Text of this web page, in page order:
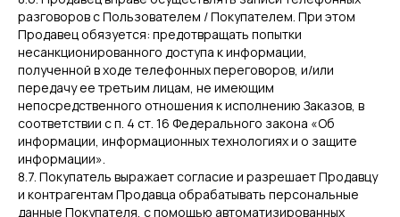
разговоров с Пользователем / Покупателем. При этом
Продавец обязуется: предотвращать попытки
несанкционированного доступа к информации,
полученной в ходе телефонных переговоров, и/или
передачу ее третьим лицам, не имеющим
непосредственного отношения к исполнению Заказов, в
соответствии с п. 4 ст. 16 Федерального закона «Об
информации, информационных технологиях и о защите
информации».
8.7. Покупатель выражает согласие и разрешает Продавцу
и контрагентам Продавца обрабатывать персональные
данные Покупателя, с помощью автоматизированных